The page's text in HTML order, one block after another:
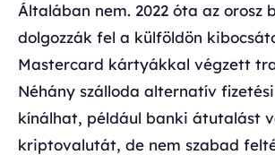
Általában nem. 2022 óta az orosz
dolgozzák fel a külföldön
Mastercard kártyákkal végzett
Néhány szálloda alternatív
kínálhat, például banki átutalást
kriptovalutát, de nem szabad